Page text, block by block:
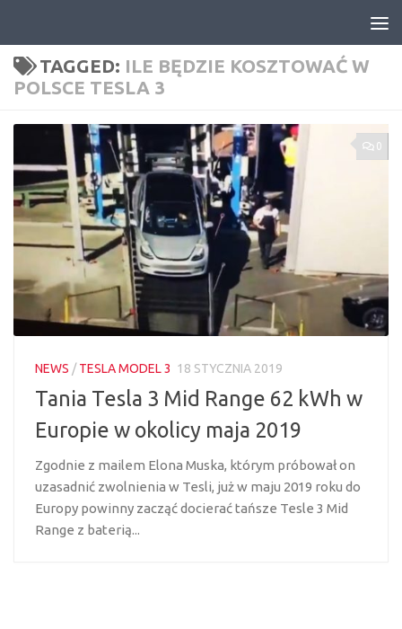
TAGGED: ILE BĘDZIE KOSZTOWAĆ W
POLSCE TESLA 3
0
NEWS /TESLA MODEL 3 18 STYCZNIA 2019
Tania Tesla 3 Mid Range 62 kWh w
Europie w okolicy maja 2019
Zgodnie z mailem Elona Muska, którym próbował on
uzasadnić zwolnienia w Tesli, już w maju 2019 roku do
Europy powinny zacząć docierać tańsze Tesle 3 Mid
Range z baterią...